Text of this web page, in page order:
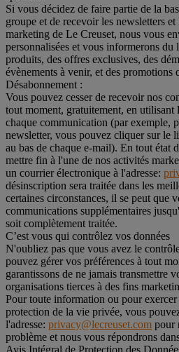
Si vous décidez de faire partie de la
groupe et de recevoir les newsletters
marketing de Le Creuset, nous vous
personnalisées et vous informerons du
produits, des offres exclusives, des
évènements à venir, et des promotions
Désabonnement :
Vous pouvez cesser de recevoir nos
tout moment, gratuitement, en utilisant
chaque communication (par exemple,
newsletter, vous pouvez cliquer sur le
au bas de chaque e-mail). En tout état
mettre fin à l'une de nos activités
un courrier électronique à l'adresse:
désinscription sera traitée dans les
certaines circonstances, il se peut que
communications supplémentaires
soit complètement traitée.
C’est vous qui contrôlez vos données
N'oubliez pas que vous avez le
pouvez gérer vos préférences à tout
garantissons de ne jamais transmettre
organisations tierces à des fins
Pour toute information ou pour
protection de la vie privée, vous
l'adresse: privacy@lecreuset.com pour
problème et nous vous répondrons